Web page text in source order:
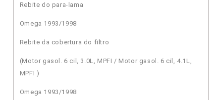
Rebite do para-lama
Omega 1993/1998
Rebite da cobertura do filtro
(Motor gasol. 6 cil, 3.0L, MPFI / Motor gasol. 6 cil, 4.1L,
MPFI )
Omega 1993/1998